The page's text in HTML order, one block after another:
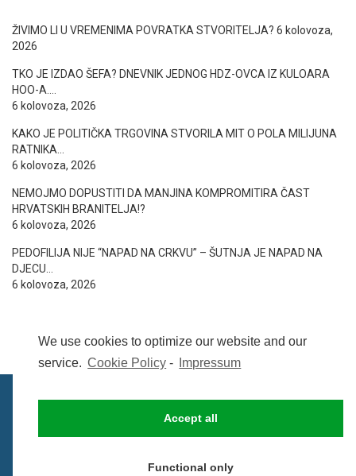
We use cookies to optimize our website and our
service. Cookie Policy - Impressum
Accept all
Functional only
ŽIVIMO LI U VREMENIMA POVRATKA STVORITELJA? 6 kolovoza,
2026
TKO JE IZDAO ŠEFA? DNEVNIK JEDNOG HDZ-OVCA IZ KULOARA
HOO-A….
6 kolovoza, 2026
KAKO JE POLITIČKA TRGOVINA STVORILA MIT O POLA MILIJUNA
RATNIKA…
6 kolovoza, 2026
NEMOJMO DOPUSTITI DA MANJINA KOMPROMITIRA ČAST
HRVATSKIH BRANITELJA!?
6 kolovoza, 2026
PEDOFILIJA NIJE “NAPAD NA CRKVU” – ŠUTNJA JE NAPAD NA
DJECU…
6 kolovoza, 2026
UVIJETI KORIŠTENJA COOKIE POLICY (EU)